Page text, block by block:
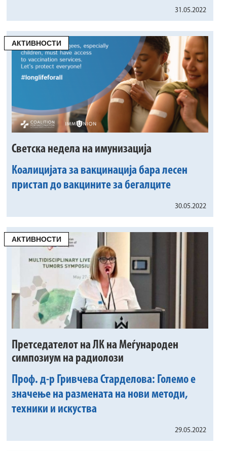
31.05.2022
АКТИВНОСТИ
Светска недела на имунизација
Коалицијата за вакцинација бара лесен
пристап до вакцините за бегалците
30.05.2022
АКТИВНОСТИ
Претседателот на ЛК на Меѓународен
симпозиум на радиолози
Проф. д-р Гривчева Старделова: Големо е
значење на размената на нови методи,
техники и искуства
29.05.2022